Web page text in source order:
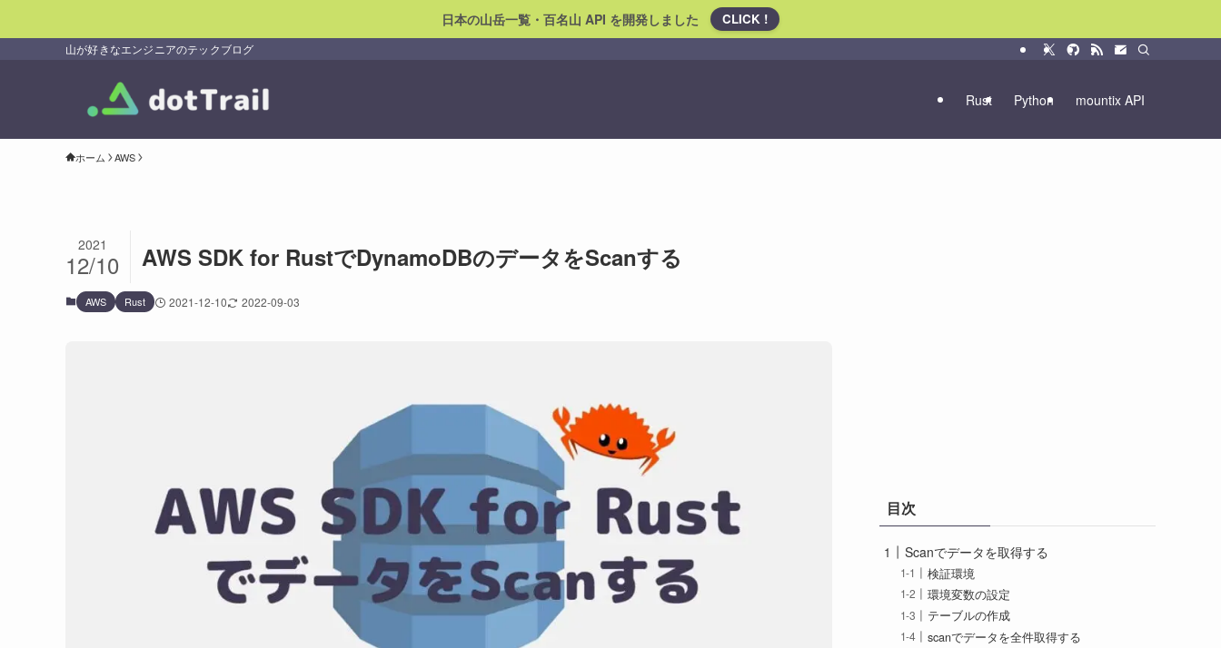
日本の山岳一覧・百名山 API を開発しました CLICK !
山が好きなエンジニアのテックブログ
Rust Python mountix API
ホーム AWS
AWS SDK for RustでDynamoDBのデータをScanする
2021
12/10
AWS Rust 2021-12-10 2022-09-03
目次
Scanでデータを取得する
検証環境
環境変数の設定
テーブルの作成
scanでデータを全件取得する